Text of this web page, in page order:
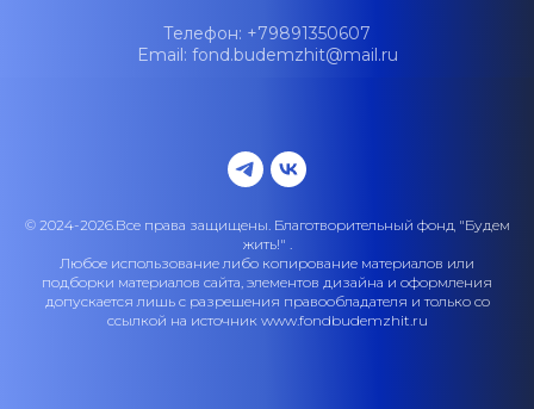
Телефон: +79891350607
Email: fond.budemzhit@mail.ru
© 2024-2026.Все права защищены. Благотворительный фонд "Будем
жить!" .
Любое использование либо копирование материалов или
подборки материалов сайта, элементов дизайна и оформления
допускается лишь с разрешения правообладателя и только со
ссылкой на источник www.fondbudemzhit.ru